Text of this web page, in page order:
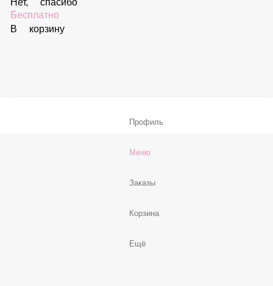
Соус «Ореховый»
59 ₽
В корзину
Профиль